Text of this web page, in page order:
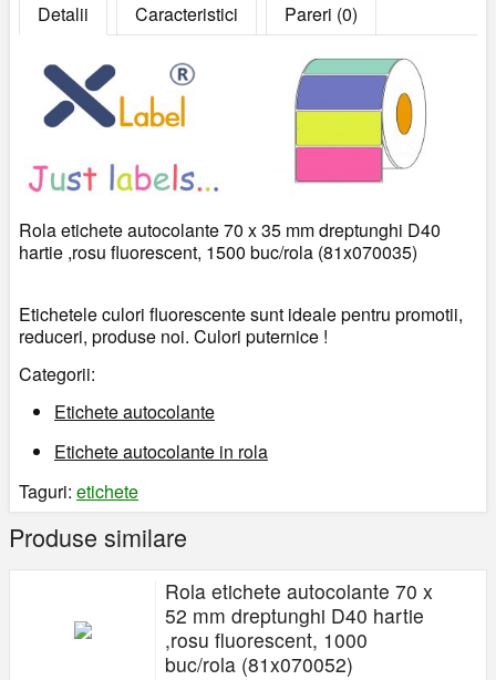
Detalii Caracteristici Pareri (0)
Rola etichete autocolante 70 x 35 mm dreptunghi D40
hartie ,rosu fluorescent, 1500 buc/rola (81x070035)
Etichetele culori fluorescente sunt ideale pentru promotii,
reduceri, produse noi. Culori puternice !
Categorii:
Etichete autocolante
Etichete autocolante in rola
Taguri: etichete
Produse similare
Rola etichete autocolante 70 x
52 mm dreptunghi D40 hartie
,rosu fluorescent, 1000
buc/rola (81x070052)